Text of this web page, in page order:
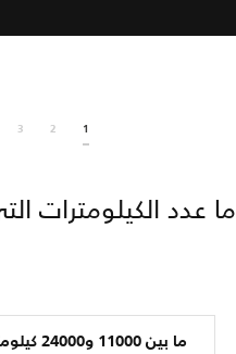
1
2
3
ما عدد الكيلومترات
ما بين 11000 و24000 كيلومتر